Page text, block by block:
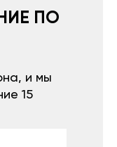
ПО
и мы
15